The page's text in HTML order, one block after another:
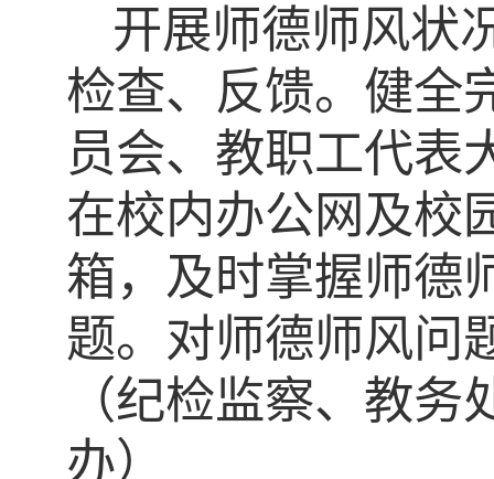
开展师德师风状
检查、反馈。健全
员会、教职工代表
在校内办公网及校
箱，及时掌握师德
题。对师德师风问
（纪检监察、教
办）